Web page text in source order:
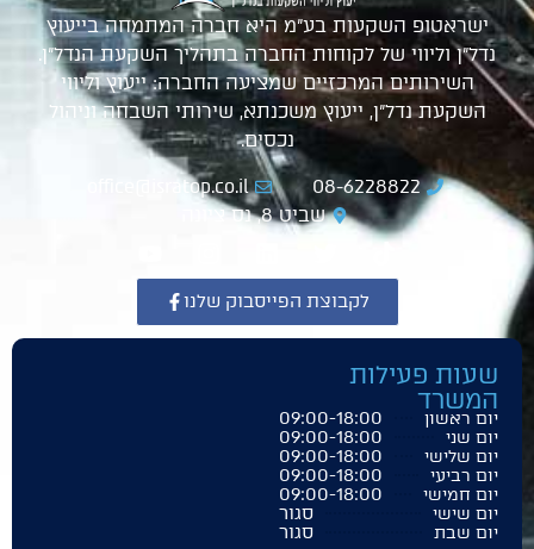
ישראטופ השקעות בע"מ היא חברה המתמחה בייעוץ
נדל"ן וליווי של לקוחות החברה בתהליך השקעת הנדל"ן.
השירותים המרכזיים שמציעה החברה: ייעוץ וליווי
השקעת נדל"ן, ייעוץ משכנתא, שירותי השבחה וניהול
נכסים.
08-6228822
office@isratop.co.il
שביט 8, נס ציונה
לקבוצת הפייסבוק שלנו
שעות פעילות
המשרד
יום ראשון 09:00-18:00
יום שני 09:00-18:00
יום שלישי 09:00-18:00
יום רביעי 09:00-18:00
יום חמישי 09:00-18:00
יום שישי סגור
יום שבת סגור